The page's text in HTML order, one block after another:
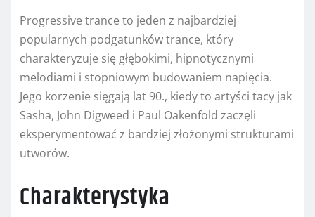
Progressive trance to jeden z najbardziej
popularnych podgatunków trance, który
charakteryzuje się głębokimi, hipnotycznymi
melodiami i stopniowym budowaniem napięcia.
Jego korzenie sięgają lat 90., kiedy to artyści tacy jak
Sasha, John Digweed i Paul Oakenfold zaczęli
eksperymentować z bardziej złożonymi strukturami
utworów.
Charakterystyka